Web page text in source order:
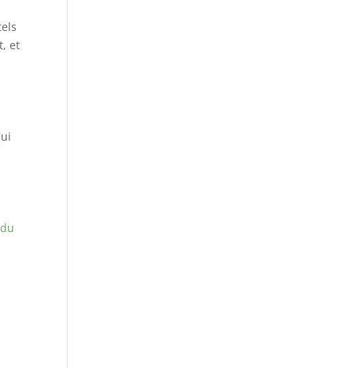
et